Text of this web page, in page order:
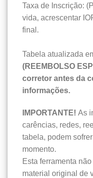
Taxa de Inscrição:
vida, acrescentar
final.
Tabela atualizada
(REEMBOLSO
corretor antes da
informações.
IMPORTANTE! As
carências, redes,
tabela, podem
momento.
Esta ferramenta
material original de